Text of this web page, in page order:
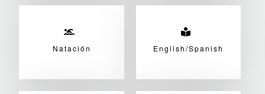
Natación English/Spanish